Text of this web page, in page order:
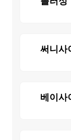
써니
베이